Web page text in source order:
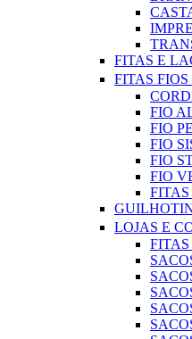
FITAS E
FITAS
FIO
FIO
FIO
FIO
FIO
LOJAS E